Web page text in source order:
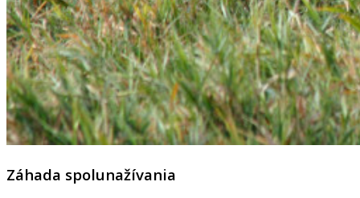
Záhada spolunažívania